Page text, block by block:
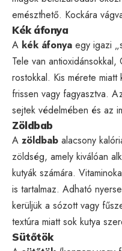
emészthető. Kockára
Kék áfonya
A kék áfonya egy igazi
Tele van antioxidánsokkal,
rostokkal. Kis mérete
frissen vagy fagyasztva.
sejtek védelmében és az
Zöldbab
A zöldbab alacsony
zöldség, amely kiválóan
kutyák számára.
is tartalmaz. Adható
kerüljük a sózott vagy
textúra miatt sok kutya
Sütőtök